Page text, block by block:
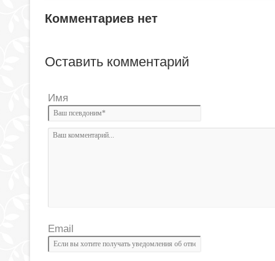
Комментариев нет
Оставить комментарий
Имя
Email